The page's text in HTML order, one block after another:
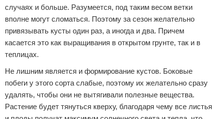
случаях и больше. Разумеется, под таким весом ветки
вполне могут сломаться. Поэтому за сезон желательно
привязывать кусты один раз, а иногда и два. Причем
касается это как выращивания в открытом грунте, так и в
теплицах.
Не лишним является и формирование кустов. Боковые
побеги у этого сорта слабые, поэтому их желательно сразу
удалять, чтобы они не вытягивали полезные вещества.
Растение будет тянуться кверху, благодаря чему все листья